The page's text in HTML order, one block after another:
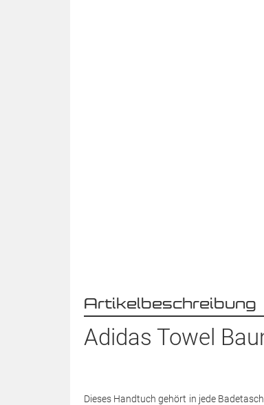
Artikelbeschreibung
Adidas Towel
Dieses Handtuch gehört in jede